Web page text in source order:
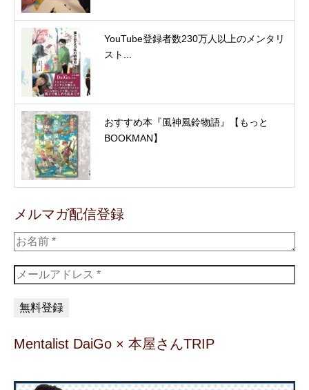
YouTube登録者数230万人以上のメンタリ
スト...
おすすめ本『風神風鈴物語』【もっと
BOOKMAN】
メルマガ配信登録
Mentalist DaiGo × 本屋さんTRIP